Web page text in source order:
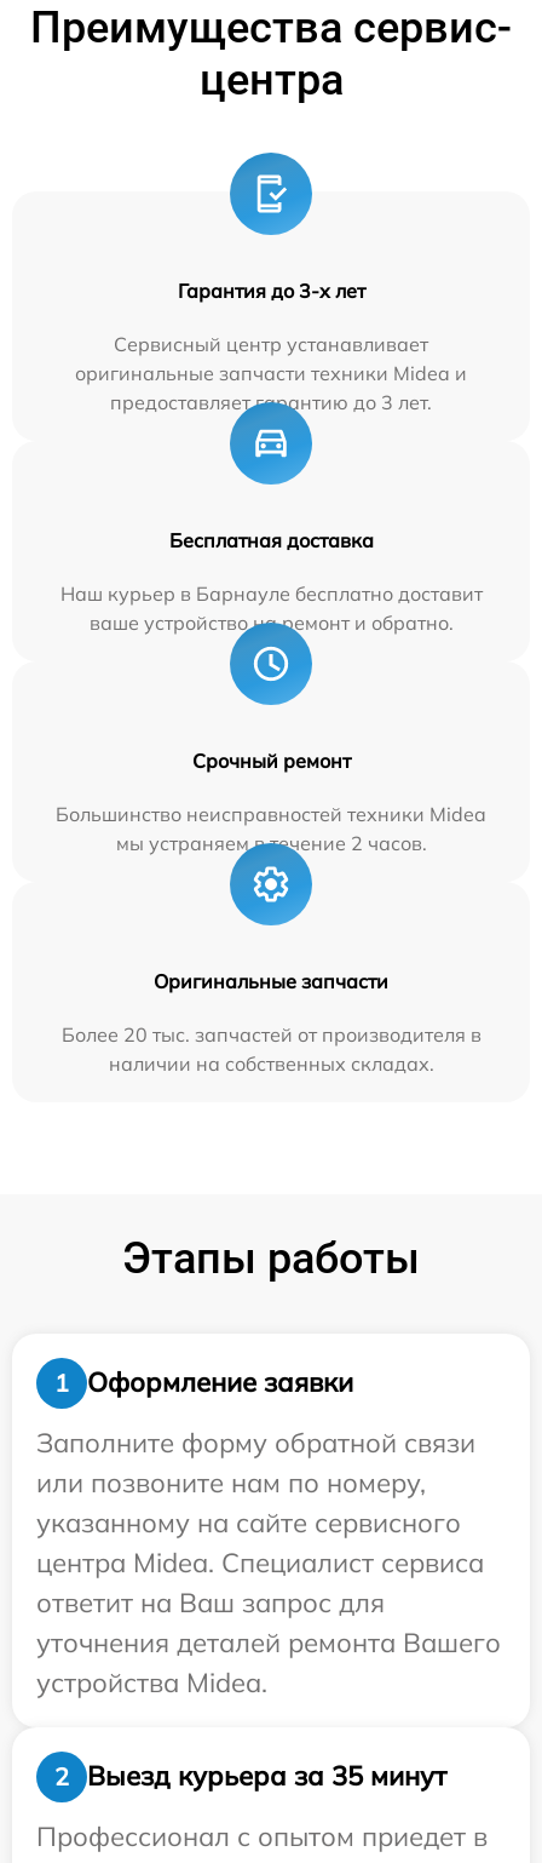
Преимущества сервис-
центра
Гарантия до 3-х лет
Сервисный центр устанавливает
оригинальные запчасти техники Midea и
предоставляет гарантию до 3 лет.
Бесплатная доставка
Наш курьер в Барнауле бесплатно доставит
ваше устройство на ремонт и обратно.
Срочный ремонт
Большинство неисправностей техники Midea
мы устраняем в течение 2 часов.
Оригинальные запчасти
Более 20 тыс. запчастей от производителя в
наличии на собственных складах.
Этапы работы
1
Оформление заявки
Заполните форму обратной связи
или позвоните нам по номеру,
указанному на сайте сервисного
центра Midea. Специалист сервиса
ответит на Ваш запрос для
уточнения деталей ремонта Вашего
устройства Midea.
2
Выезд курьера за 35 минут
Профессионал с опытом приедет в